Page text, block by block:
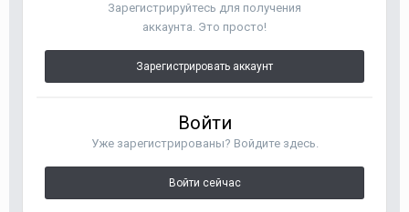
Зарегистрируйтесь для получения
аккаунта. Это просто!
Зарегистрировать аккаунт
Войти
Уже зарегистрированы? Войдите здесь.
Войти сейчас